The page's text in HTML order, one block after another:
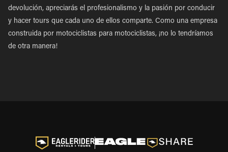
devolución, apreciarás el profesionalismo y la pasión por conducir
y hacer tours que cada uno de ellos comparte. Como una empresa
construida por motociclistas para motociclistas, ¡no lo tendríamos
de otra manera!